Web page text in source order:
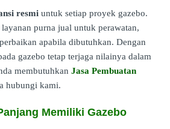
resmi untuk setiap proyek gazebo.
purna jual untuk perawatan,
apabila dibutuhkan. Dengan
gazebo tetap terjaga nilainya dalam
membutuhkan Jasa Pembuatan
hubungi kami.
Memiliki Gazebo